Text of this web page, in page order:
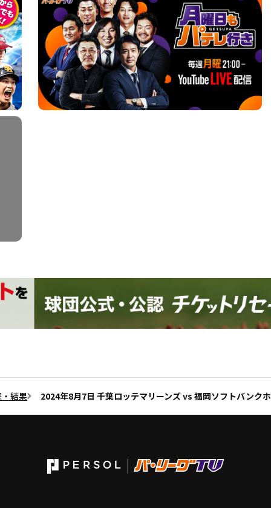
結果 2024年8月7日 千葉ロッテマリーンズ vs 福岡ソフトバンク